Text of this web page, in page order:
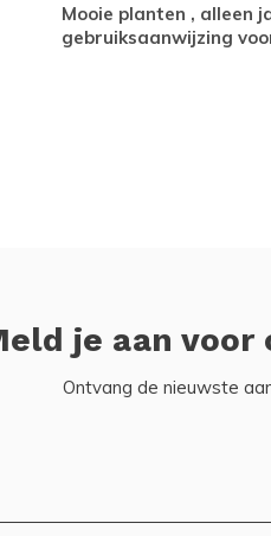
Mooie planten , alleen jammer geen
gebruiksaanwijzing
je aan
Ontvang de nieuwste